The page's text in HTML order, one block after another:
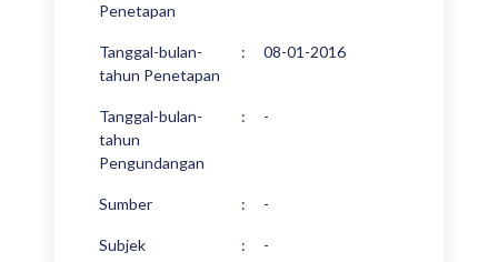
Penetapan
Tanggal-bulan-
tahun Penetapan
: 08-01-2016
Tanggal-bulan-
tahun
Pengundangan
: -
Sumber : -
Subjek : -